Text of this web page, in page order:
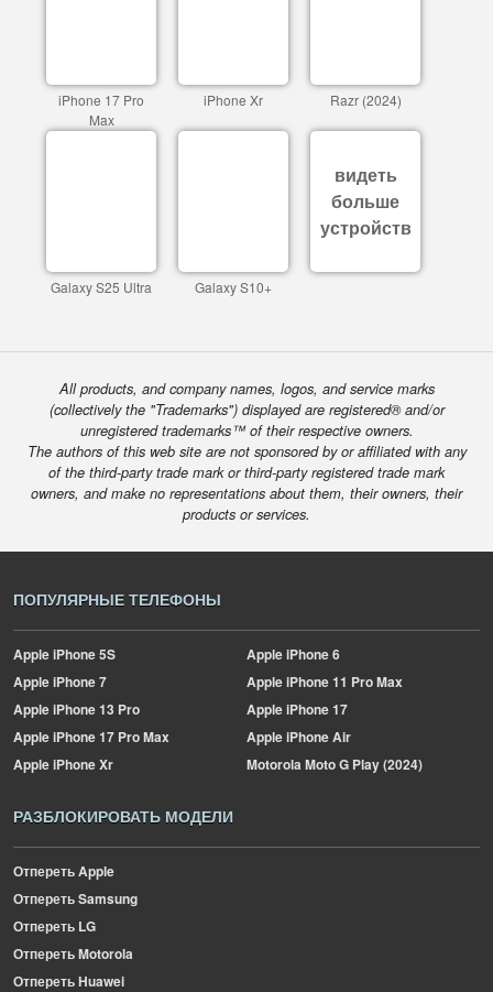
iPhone 17 Pro
Max
iPhone Xr Razr (2024)
Galaxy S25 Ultra Galaxy S10+
видеть
больше
устройств
All products, and company names, logos, and service marks
(collectively the "Trademarks") displayed are registered® and/or
unregistered trademarks™ of their respective owners.
The authors of this web site are not sponsored by or affiliated with any
of the third-party trade mark or third-party registered trade mark
owners, and make no representations about them, their owners, their
products or services.
ПОПУЛЯРНЫЕ ТЕЛЕФОНЫ
AppleiPhone 5S AppleiPhone 6
AppleiPhone 7 AppleiPhone 11 Pro Max
AppleiPhone 13 Pro AppleiPhone 17
AppleiPhone 17 Pro Max AppleiPhone Air
AppleiPhone Xr MotorolaMoto G Play (2024)
РАЗБЛОКИРОВАТЬ МОДЕЛИ
Отпереть Apple
Отпереть Samsung
Отпереть LG
Отпереть Motorola
Отпереть Huawei